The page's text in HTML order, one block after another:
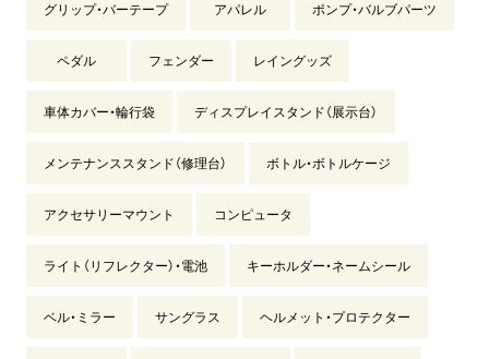
グリップ・バーテープ アパレル ポンプ・バルブパーツ
ペダル フェンダー レイングッズ
車体カバー・輪行袋 ディスプレイスタンド（展示台）
メンテナンススタンド（修理台） ボトル・ボトルケージ
アクセサリーマウント コンピュータ
ライト（リフレクター）・電池 キーホルダー・ネームシール
ベル・ミラー サングラス ヘルメット・プロテクター